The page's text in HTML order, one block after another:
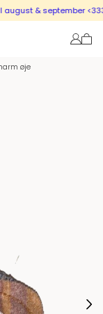
& september <333
øje